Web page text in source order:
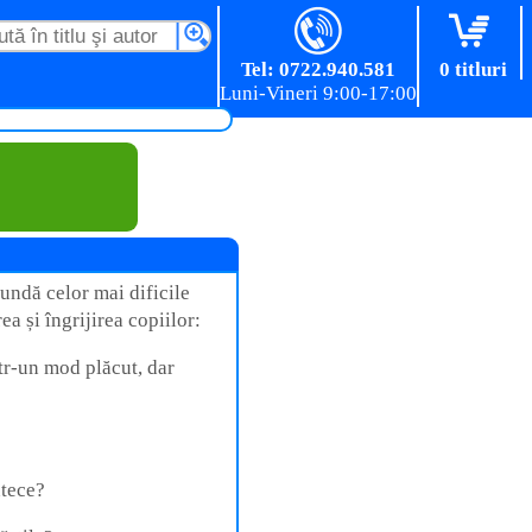
0 titluri
Tel: 0722.940.581
celor mai dificile
și îngrijirea copiilor:
un mod plăcut, dar